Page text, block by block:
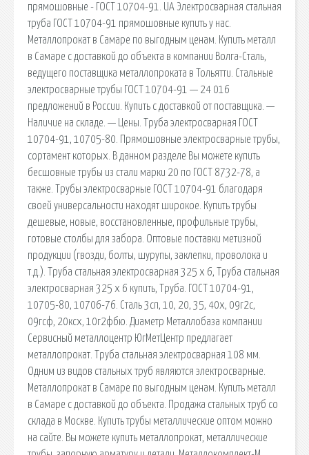
прямошовные - ГОСТ 10704-91. UA Электросварная стальная
труба ГОСТ 10704-91 прямошовные купить у нас.
Металлопрокат в Самаре по выгодным ценам. Купить металл
в Самаре с доставкой до объекта в компании Волга-Сталь,
ведущего поставщика металлопроката в Тольятти. Стальные
электросварные трубы ГОСТ 10704-91 — 24 016
предложений в России. Купить с доставкой от поставщика. —
Наличие на складе. — Цены. Труба электросварная ГОСТ
10704-91, 10705-80. Прямошовные электросварные трубы,
сортамент которых. В данном разделе Вы можете купить
бесшовные трубы из стали марки 20 по ГОСТ 8732-78, а
также. Трубы электросварные ГОСТ 10704-91 благодаря
своей универсальности находят широкое. Купить трубы
дешевые, новые, восстановленные, профильные трубы,
готовые столбы для забора. Оптовые поставки метизной
продукции (гвозди, болты, шурупы, заклепки, проволока и
т.д.). Труба стальная электросварная 325 х 6, Труба стальная
электросварная 325 х 6 купить, Труба. ГОСТ 10704-91,
10705-80, 10706-76. Сталь 3сп, 10, 20, 35, 40х, 09г2с,
09гсф, 20ксх, 10г2фбю. Диаметр Металлобаза компании
Сервисный металлоцентр ЮгМетЦентр предлагает
металлопрокат. Труба стальная электросварная 108 мм.
Одним из видов стальных труб являются электросварные.
Металлопрокат в Самаре по выгодным ценам. Купить металл
в Самаре с доставкой до объекта. Продажа стальных труб со
склада в Москве. Купить трубы металлические оптом можно
на сайте. Вы можете купить металлопрокат, металлические